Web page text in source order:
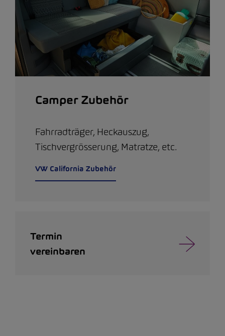
Camper Zubehör
Fahrradträger, Heckauszug,
Tischvergrösserung, Matratze, etc.
VW California Zubehör
Termin
vereinbaren